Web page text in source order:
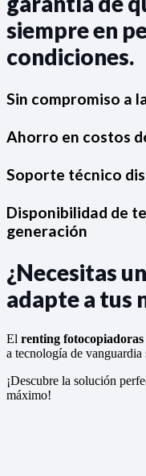
siempre en
condiciones.
Sin compromiso a
Ahorro en costos
Soporte técnico
Disponibilidad de
generación
¿Necesitas
adapte a tus
El renting fotocopiadoras
a tecnología de
¡Descubre la solución
máximo!